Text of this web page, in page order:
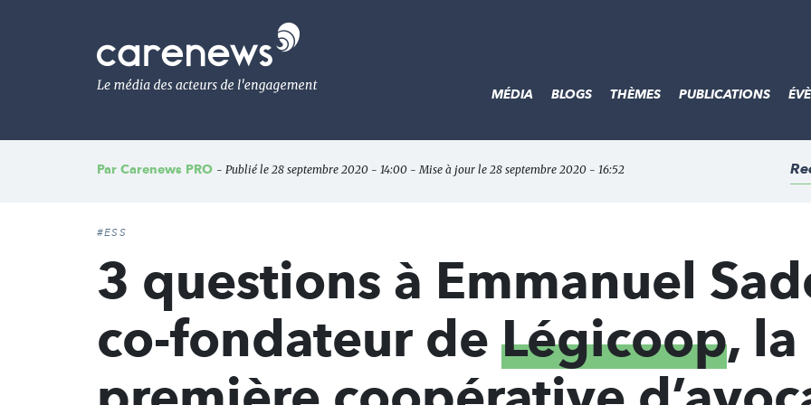
Le
média
de
l'engagement
MÉDIA BLOGS THÈMES PUBLICATIONS
Par Carenews PRO - Publié le 28 septembre 2020 - 14:00 - Mise à jour le 28 septembre 2020 - 16:52
#ESS
3 questions à Emmanuel
co-fondateur de Légicoop, la